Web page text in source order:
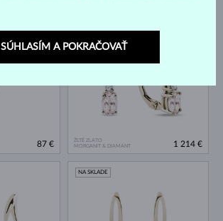
87 €
ŽLTÉ ZLATO
MORGANIT & DIAMANT
1 214 €
NA SKLADE
SÚHLASÍM A POKRAČOVAŤ